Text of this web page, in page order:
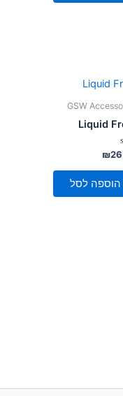
GSW
Liquid
₪
הוספה לסל